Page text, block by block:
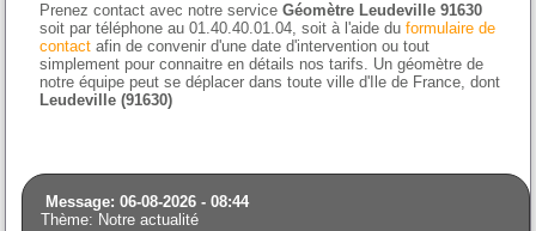
Prenez contact avec notre serviceGéomètre Leudeville 91630
soit par téléphone au 01.40.40.01.04, soit à l'aide duformulaire de
contact afin de convenir d'une date d'intervention ou tout
simplement pour connaitre en détails nos tarifs. Un géomètre de
notre équipe peut se déplacer dans toute ville d'Ile de France, dont
Leudeville (91630)
Message: 06-08-2026 - 08:44
Thème: Notre actualité